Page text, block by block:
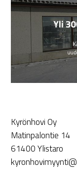
Kyrönhovi Oy
Matinpalontie 14
61400 Ylistaro